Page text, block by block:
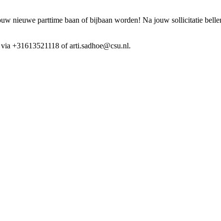
nieuwe parttime baan of bijbaan worden! Na jouw sollicitatie
+31613521118 of arti.sadhoe@csu.nl.